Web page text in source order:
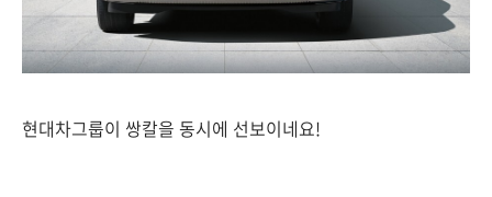
현대차그룹이 쌍칼을 동시에 선보이네요!